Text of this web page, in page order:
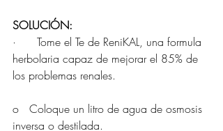
SOLUCIÓN:
·      Tome el Te de ReniKAL, una formula
herbolaria capaz de mejorar el 85% de
los problemas renales.
o   Coloque un litro de agua de osmosis
inversa o destilada.